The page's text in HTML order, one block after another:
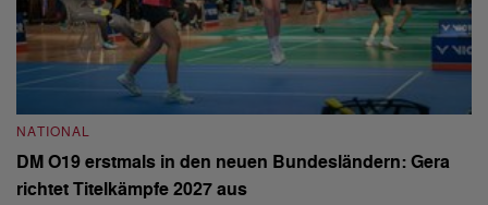
NATIONAL
DM O19 erstmals in den neuen Bundesländern: Gera
richtet Titelkämpfe 2027 aus